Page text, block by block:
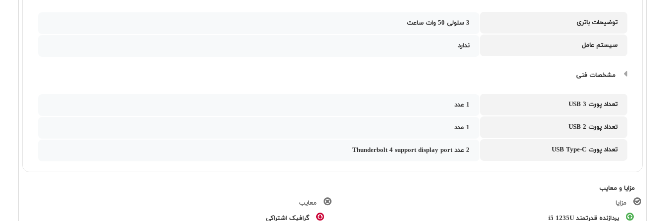
توضیحات باتری 3 سلولی 50 وات ساعت
سیستم عامل ندارد
مشخصات فنی
تعداد پورت USB 3 1 عدد
تعداد پورت USB 2 1 عدد
تعداد پورت USB Type-C 2 عدد Thunderbolt 4 support display port
مزایا و معایب
مزایا
پردازنده قدرتمند i5 1235U
معایب
گرافیک اشتراکی